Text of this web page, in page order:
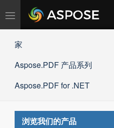
切
航家
Aspose.PDF 产品系列
Aspose.PDF for .NET
浏览我们的产品